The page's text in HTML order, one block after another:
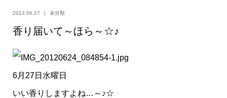
2012.06.27 未分類
香り届いて～ほら～☆♪
6月27日水曜日
いい香りしますよね…～♪☆